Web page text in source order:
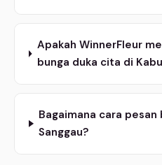
Apakah WinnerFleur
bunga duka cita di
Bagaimana cara
Sanggau?